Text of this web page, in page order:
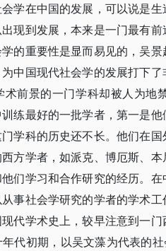
学在中国的发展，可以说是
现到发展，本来是一门最有
的重要性是显而易见的，吴
中国现代社会学的发展打下
前景的一门学科却被人为地
练最好的一批学者，第一是
学科的历史还不长。他们在
方学者，如派克、博厄斯、
们学习和合作研究的经历。
事社会学研究的学者的学术
代学术史上，较早注意到一
代初期，以吴文藻为代表的